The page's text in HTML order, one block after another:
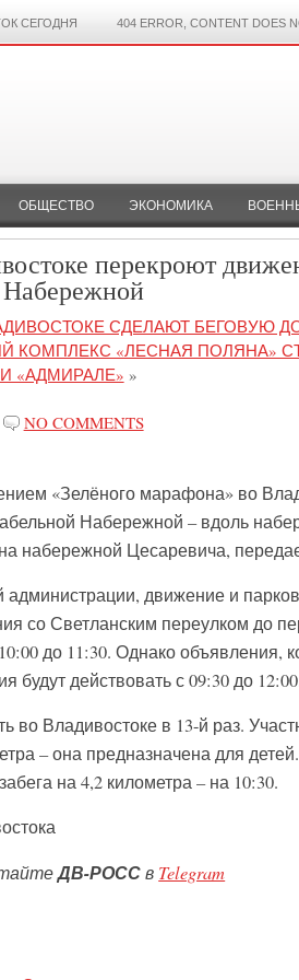
СЕГОДНЯ 404 ERROR, CONTENT DOES
ОБЩЕСТВО ЭКОНОМИКА
перекроют
Набережной
СДЕЛАЮТ БЕГОВУЮ
КОМПЛЕКС «ЛЕСНАЯ ПОЛЯНА»
«АДМИРАЛЕ» »
NO COMMENTS
«Зелёного марафона» во
Набережной – вдоль
на набережной Цесаревича,
администрации, движение и
со Светланским переулком до
до 11:30. Однако объявления,
будут действовать с 09:30 до
во Владивостоке в 13-й раз.
– она предназначена для
на 4,2 километра – на 10:30.
ДВ-РОССв Telegram